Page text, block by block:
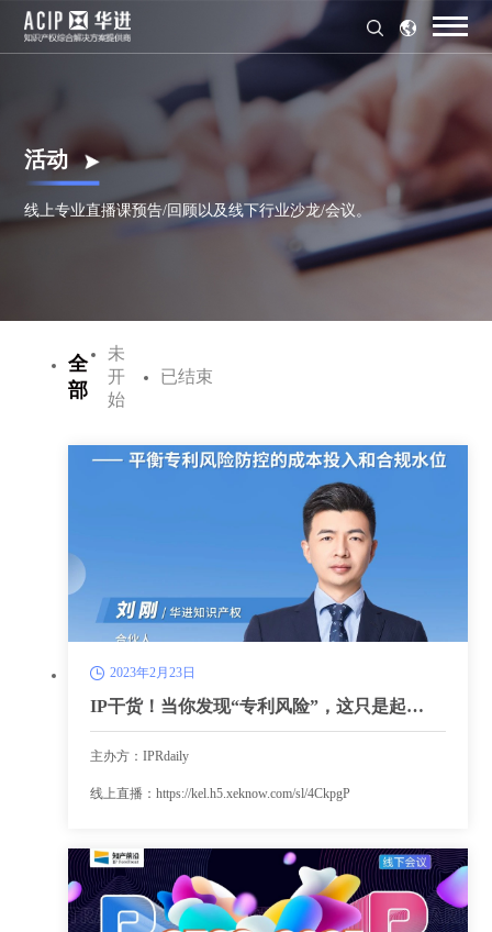
活动
线上专业直播课预告/回顾以及线下行业沙龙/会议。
全
部
未
开
始
已结束
2023年2月23日
IP干货！当你发现“专利风险”，这只是起
点......
主办方：IPRdaily
线上直播：https://kel.h5.xeknow.com/sl/4CkpgP